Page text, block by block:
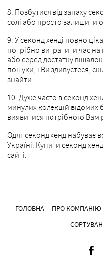
8. Позбутися від запаху
солі або просто залишити
9. У секонд хенді повно
потрібно витратити час на
або серед достатку
пошуки, і Ви здивуєтеся,
знайти.
10. Дуже часто в секонд
минулих колекцій відомих
виявитися потрібного Вам
Одяг секонд хенд набуває
Україні. Купити секонд
сайті.
ГОЛОВНА ПРО КОМПАНІЮ